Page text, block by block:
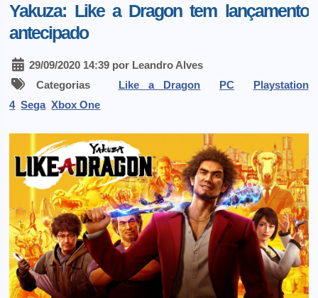
Yakuza: Like a Dragon tem lançamento
antecipado
29/09/2020 14:39 por Leandro Alves
Categorias Like a Dragon PC
Playstation
4 Sega Xbox One